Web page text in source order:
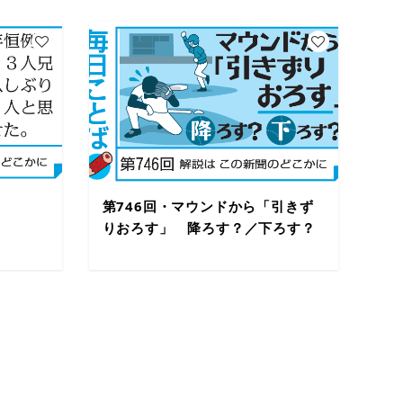
第746回・マウンドから「引きず
りおろす」 降ろす？／下ろす？